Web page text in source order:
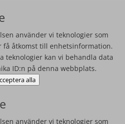
använder vi teknologier som
få åtkomst till enhetsinformation.
teknologier kan vi behandla data
ID:n på denna webbplats.
alla
använder vi teknologier som